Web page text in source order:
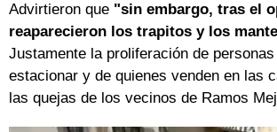
Advirtieron que "sin embargo, tras el
reaparecieron los trapitos y los
Justamente la proliferación de
estacionar y de quienes venden en las
las quejas de los vecinos de Ramos